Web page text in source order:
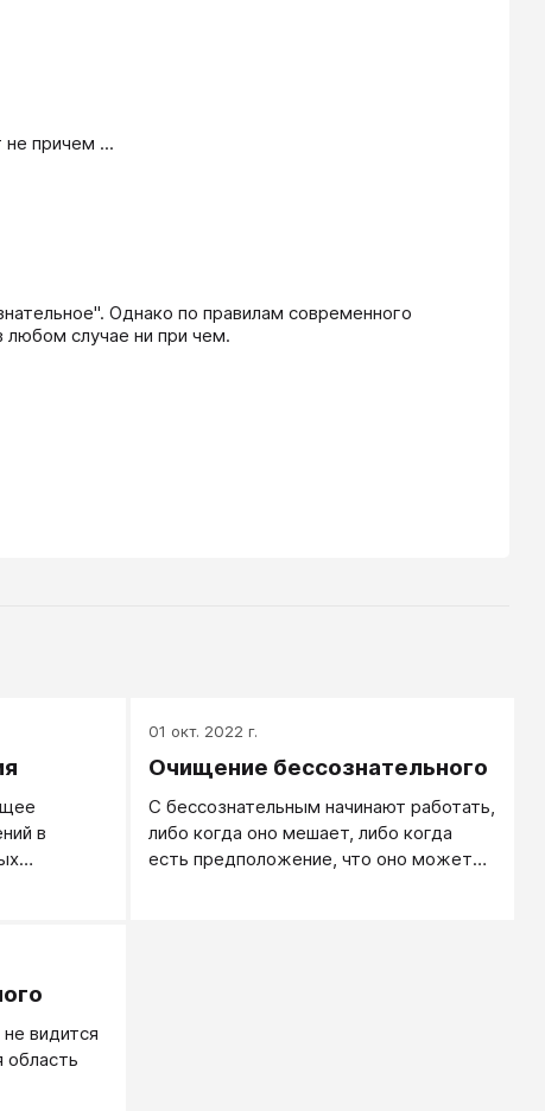
не причем ...
Однако по правилам современного
любом случае ни при чем.
в
01 окт. 2022 г.
Очищение бессознательного
С бессознательным начинают работать,
либо когда оно мешает, либо когда
есть предположение, что оно может
видится
область